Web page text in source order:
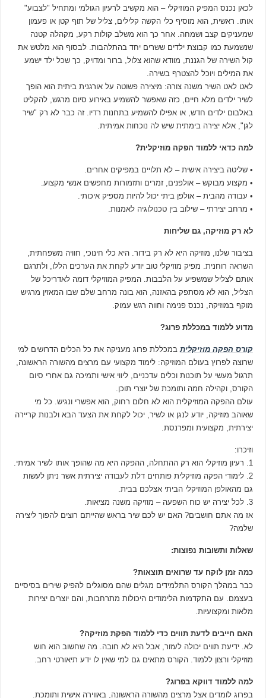
לכאן נכנס המפיק המוזיקלי – הוא מקשיב לרעיון הגולמי ומתחיל "לצבוע"
אותו. ראשית, הוא מוסיף כלי הקשה קלילים, צליל של תוף קטן או פעמון
שמעניקים קצב ושמחה. אחר כך הוא משלב קולות רקע, מקהלה קטנה
שנשמעת כמו קבוצת ילדים ששרים יחד בהתלהבות. לבסוף הוא מלטש את
קול השירה של הגננת, מוודא שהוא צלול, ברור ומדויק, כך שכל ילד ישמע
את המילים ויוכל להצטרף בשירה.
לאט לאט השיר משנה צורה: מיצירה פשוטה על אורגנית ביתית הוא הופך
לשיר ילדים מלא חיים, כזה שאפשר להשמיע באירוע סיום מרגש, להקליט
באלבום ילדים חדש, או אפילו להשמיע בתחנות רדיו. זה כבר לא רק "שיר
לגן", אלא יצירה בימתית שיש לה נוכחות אמיתית.
למה כדאי ללמוד הפקה מוזיקלית?
• שליטה ביצירה אישית – לא תלויים במפיקים אחרים.
• מקצוע מבוקש – אולפנים, זמרים ותזמורות מחפשים אנשי מקצוע.
• עבודה מהבית – אולפן ביתי יכול להיות מספיק איכותי.
• מרחב יצירתי – שילוב בין טכנולוגיה לאמנות.
לא רק מוזיקה, גם שליחות
בציבור שלנו, מוזיקה היא לא רק בידור. היא כלי חינוכי, חוויה משפחתית,
השראה רוחנית. מפיק מוזיקלי טוב יודע לקחת את הערכים הללו, ולתרגם
אותם לצליל שמשפיע על הלבבות. המפיק המוזיקלי דומה לאדריכל של
הצליל, הוא לא מסתפק בהאזנה, הוא בונה מרחב שלם שבו המאזין מרגיש
מוקף במוזיקה, נכנס פנימה וחווה רגש עמוק.
מדוע ללמוד במכללת פרוג?
קורס הפקה מוזיקלית במכללת פרוג מעניקה את כל הכלים הדרושים למי
שרוצה לפרוץ בעולם המוזיקה: לימוד מקצועי עם מרצים מהשורה הראשונה,
תרגול מעשי על תוכנות וכלים עדכניים, ליווי אישי ותמיכה גם אחרי סיום
הקורס, וקהילה חמה ותומכת של יוצרי תוכן.
עולם ההפקה המוזיקלית הוא לא חלום רחוק, הוא אפשרי ונגיש. כל מי
שאוהב מוזיקה, יודע לנגן או לשיר, יכול לקחת את הצעד הבא ולבנות קריירה
יצירתית, מקצועית ומפרנסת.
וזיכרו:
1. רעיון מוזיקלי הוא רק ההתחלה, ההפקה היא מה שהופך אותו לשיר אמיתי.
2. לימודי הפקה מוזיקלית פותחים דלת לעבודה יצירתית אשר ניתן לעשות
גם מהאולפן המוזיקלי הביתי אצלכם בבית.
3. לכל יצירה יש כוח השפעה – מוזיקה משנה מציאות.
אז מה אתם חושבים? האם יש לכם שיר בראש שהייתם רוצים להפוך ליצירה
שלמה?
שאלות ותשובות נפוצות:
כמה זמן לוקח עד שרואים תוצאות?
כבר במהלך הקורס התלמידים מגלים שהם מסוגלים להפיק שירים בסיסיים
בעצמם. עם התקדמות הלימודים היכולות מתרחבות, והם יוצרים יצירות
מלאות ומקצועיות.
האם חייבים לדעת תווים כדי ללמוד הפקת מוזיקה?
לא. ידיעת תווים יכולה לעזור, אבל היא לא חובה. מה שחשוב הוא חוש
מוזיקלי ורצון ללמוד. הקורס מתאים גם למי שאין לו ידע תיאורטי רחב.
למה ללמוד דווקא בפרוג?
בפרוג לומדים אצל מרצים מהשורה הראשונה, באווירה אישית ותומכת.